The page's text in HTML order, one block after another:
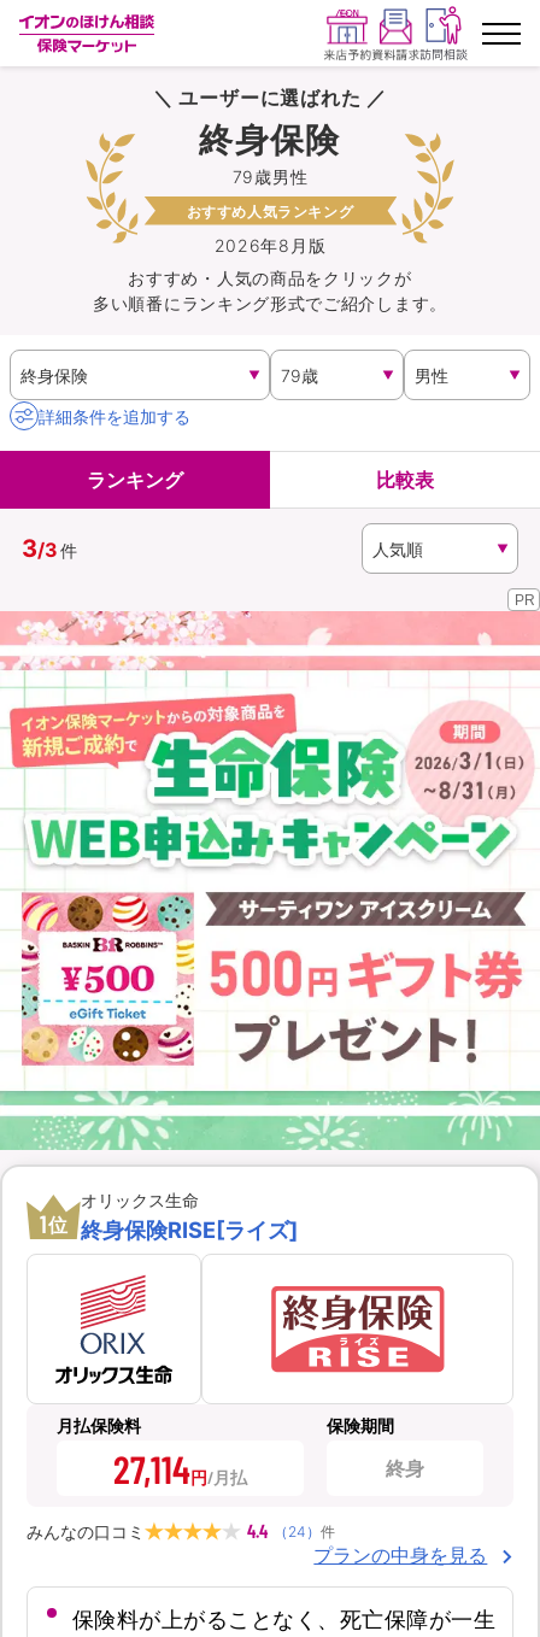
ランキングから探す
保険を比較する
保険会社から探す
イオンカード会員さま専用保険
キャンペーン一覧
イオングループ従業員さま向け
資料請求
（無料）
訪問相談
イオンカード会員さま専用保険
＼ ユーザーに選ばれた ／
2026年8月版
79歳男性
終身保険
おすすめ人気ランキング
おすすめ・人気の商品をクリックが
多い順番にランキング形式でご紹介します。
詳細条件を追加する
ランキング 比較表
3/3件
PR
1位
オリックス生命
終身保険RISE[ライズ]
月払保険料
27,114円
保険期間
終身
みんなの口コミ 4.4 （ 24 ） 件
プランの中身を見る
保険料が上がることなく、死亡保障が一生